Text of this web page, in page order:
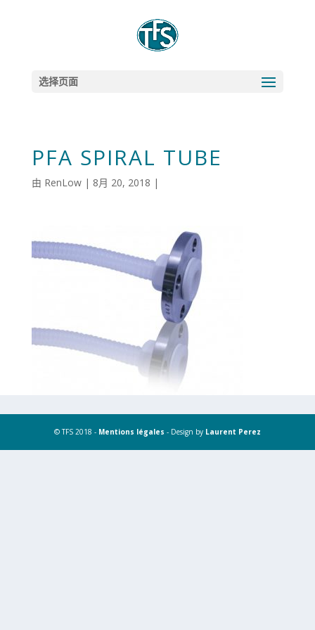
选择页面
PFA SPIRAL TUBE
由 RenLow| 8月 20, 2018 |
© TFS 2018 - Mentions légales - Design by Laurent Perez